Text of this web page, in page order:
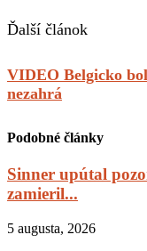
Ďalší článok
VIDEO Belgicko
nezahrá
Podobné články
Sinner upútal
zamieril...
5 augusta, 2026